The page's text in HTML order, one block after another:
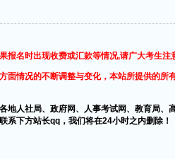
报名时出现收费或汇款等情况,请广大考生注
面情况的不断调整与变化，本站所提供的所
地人社局、政府网、人事考试网、教育局、
系下方站长qq，我们将在24小时之内删除！